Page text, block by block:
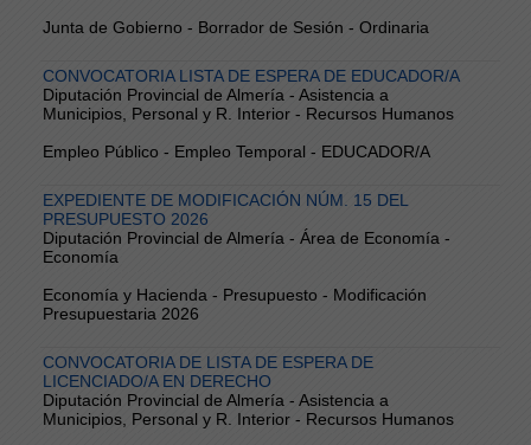
Junta de Gobierno - Borrador de Sesión - Ordinaria
CONVOCATORIA LISTA DE ESPERA DE EDUCADOR/A
Diputación Provincial de Almería - Asistencia a
Municipios, Personal y R. Interior - Recursos Humanos
Empleo Público - Empleo Temporal - EDUCADOR/A
EXPEDIENTE DE MODIFICACIÓN NÚM. 15 DEL
PRESUPUESTO 2026
Diputación Provincial de Almería - Área de Economía -
Economía
Economía y Hacienda - Presupuesto - Modificación
Presupuestaria 2026
CONVOCATORIA DE LISTA DE ESPERA DE
LICENCIADO/A EN DERECHO
Diputación Provincial de Almería - Asistencia a
Municipios, Personal y R. Interior - Recursos Humanos